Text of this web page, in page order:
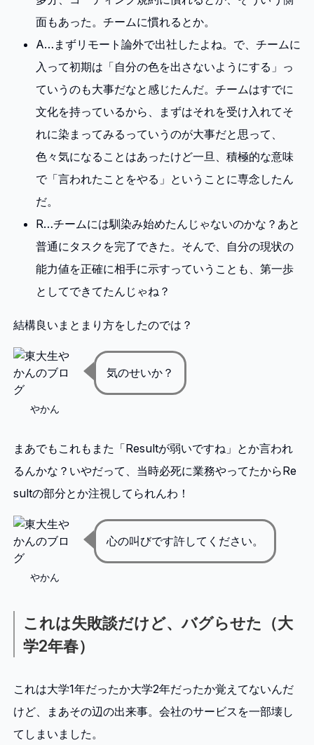
面もあった。チームに慣れるとか。
A…まずリモート論外で出社したよね。で、チームに
入って初期は「自分の色を出さないようにする」っ
ていうのも大事だなと感じたんだ。チームはすでに
文化を持っているから、まずはそれを受け入れてそ
れに染まってみるっていうのが大事だと思って、
色々気になることはあったけど一旦、積極的な意味
で「言われたことをやる」ということに専念したん
だ。
R…チームには馴染み始めたんじゃないのかな？あと
普通にタスクを完了できた。そんで、自分の現状の
能力値を正確に相手に示すっていうことも、第一歩
としてできてたんじゃね？
結構良いまとまり方をしたのでは？
やかん
気のせいか？
まあでもこれもまた「Resultが弱いですね」とか言われ
るんかな？いやだって、当時必死に業務やってたからRe
sultの部分とか注視してられんわ！
やかん
心の叫びです許してください。
これは失敗談だけど、バグらせた（大
学2年春）
これは大学1年だったか大学2年だったか覚えてないんだ
けど、まあその辺の出来事。会社のサービスを一部壊し
てしまいました。